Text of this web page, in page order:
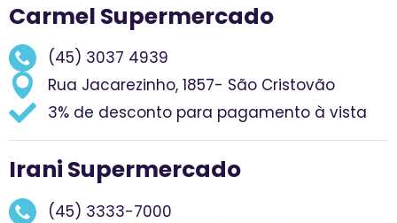
Carmel Supermercado
(45) 3037 4939
Rua Jacarezinho, 1857- São Cristovão
3% de desconto para pagamento à vista
Irani Supermercado
(45) 3333-7000